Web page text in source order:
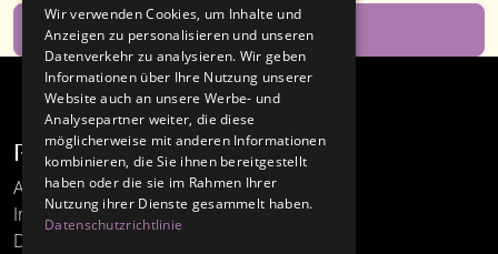
Anmelden
Recht und Ordnung
AGB
Impressum
Datenschutz
Wir verwenden Cookies, um Inhalte und
Anzeigen zu personalisieren und unseren
Datenverkehr zu analysieren. Wir geben
Informationen über Ihre Nutzung unserer
Website auch an unsere Werbe- und
Analysepartner weiter, die diese
möglicherweise mit anderen Informationen
kombinieren, die Sie ihnen bereitgestellt
haben oder die sie im Rahmen Ihrer
Nutzung ihrer Dienste gesammelt haben.
Datenschutzrichtlinie